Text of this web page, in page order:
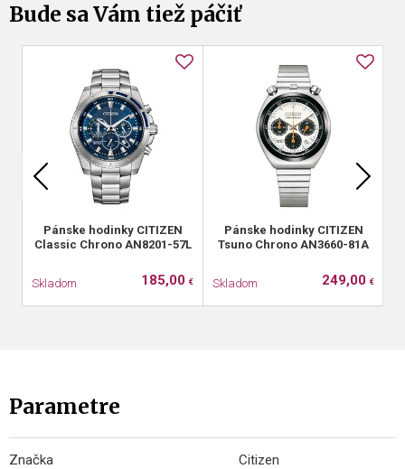
Bude sa Vám tiež páčiť
Pánske hodinky CITIZEN
Classic Chrono AN8201-57L
Skladom 185,00 €
Pánske hodinky CITIZEN
Tsuno Chrono AN3660-81A
Skladom 249,00 €
Parametre
Značka
Citizen